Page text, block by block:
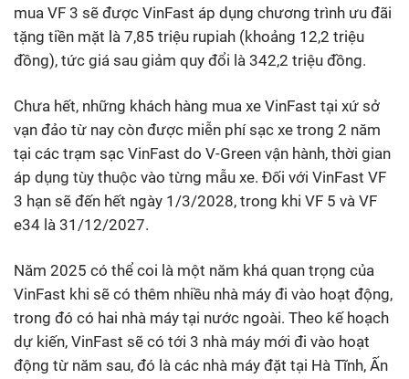
mua VF 3 sẽ được VinFast áp dụng chương trình ưu đãi
tặng tiền mặt là 7,85 triệu rupiah (khoảng 12,2 triệu
đồng), tức giá sau giảm quy đổi là 342,2 triệu đồng.
Chưa hết, những khách hàng mua xe VinFast tại xứ sở
vạn đảo từ nay còn được miễn phí sạc xe trong 2 năm
tại các trạm sạc VinFast do V-Green vận hành, thời gian
áp dụng tùy thuộc vào từng mẫu xe. Đối với VinFast VF
3 hạn sẽ đến hết ngày 1/3/2028, trong khi VF 5 và VF
e34 là 31/12/2027.
Năm 2025 có thể coi là một năm khá quan trọng của
VinFast khi sẽ có thêm nhiều nhà máy đi vào hoạt động,
trong đó có hai nhà máy tại nước ngoài. Theo kế hoạch
dự kiến, VinFast sẽ có tới 3 nhà máy mới đi vào hoạt
động từ năm sau, đó là các nhà máy đặt tại Hà Tĩnh, Ấn